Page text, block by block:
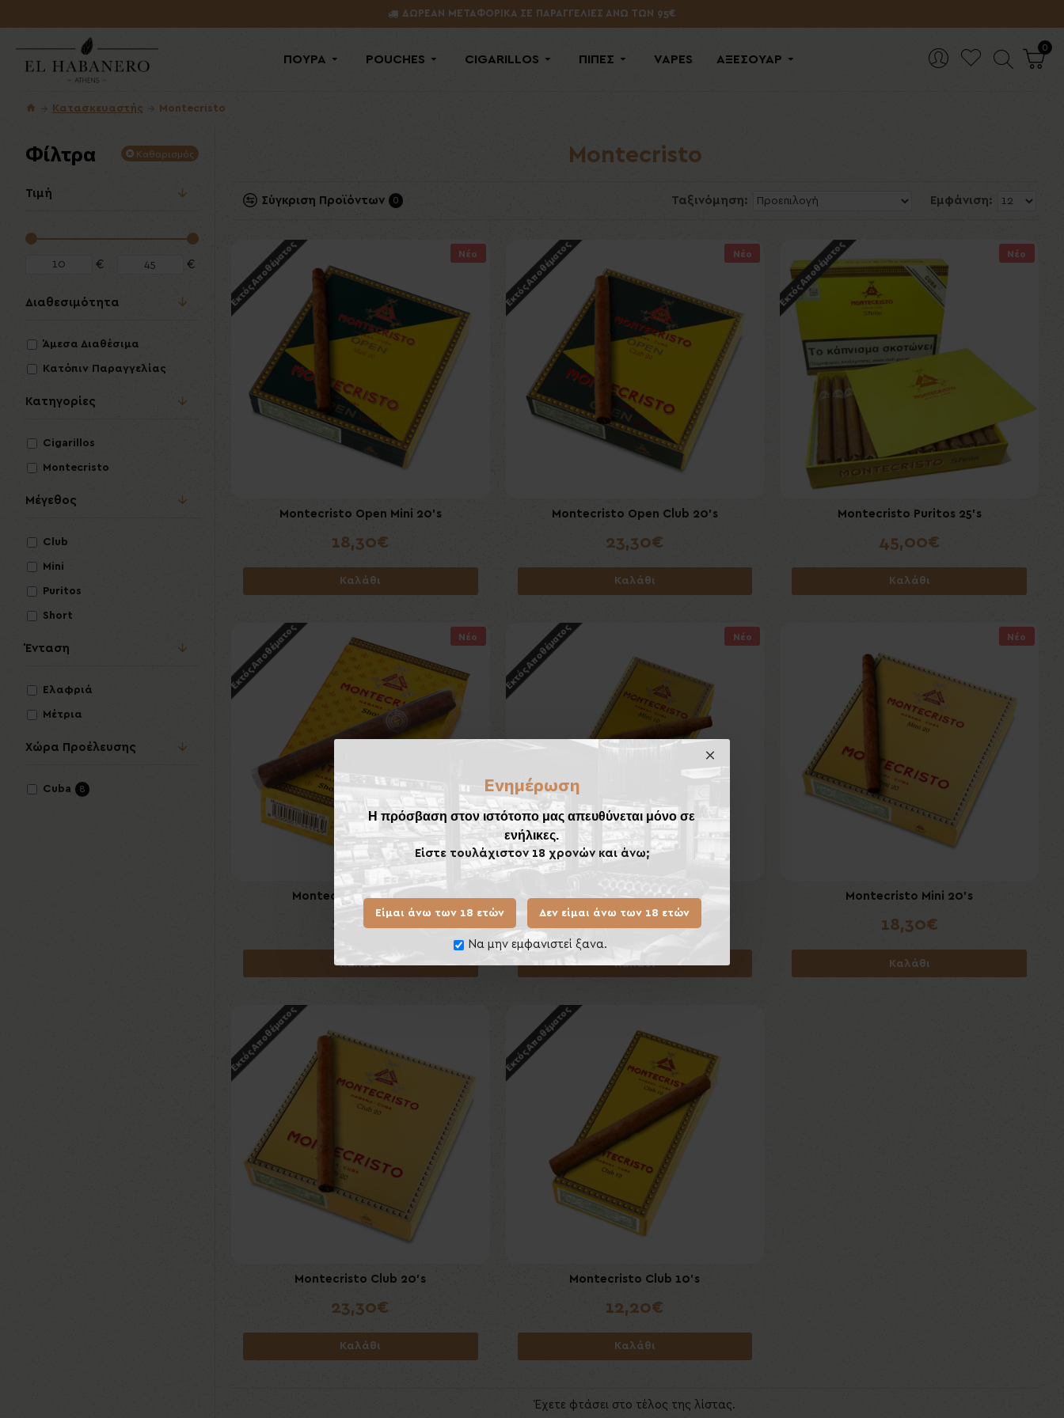
Ενημέρωση
Η πρόσβαση στον ιστότοπο μας απευθύνεται μόνο σε
ενήλικες.
Είστε τουλάχιστον 18 χρονών και άνω;
Είμαι άνω των 18 ετών Δεν είμαι άνω των 18 ετών
Να μην εμφανιστεί ξανα.
ΔΩΡΕΑΝ ΜΕΤΑΦΟΡΙΚΑ ΣΕ ΠΑΡΑΓΓΕΛΙΕΣ ΑΝΩ ΤΩΝ 95€
ΠΟΥΡΑ POUCHES CIGARILLOS ΠΙΠΕΣ VAPES ΑΞΕΣΟΥΑΡ
0
Κατασκευαστής Montecristo
Φίλτρα Καθαρισμός
Τιμή
€ €
Κατηγορίες
Cigarillos
Montecristo
Μέγεθος
Club
Mini
Puritos
Short
Χώρα Προέλευσης
Cuba 8
Ένταση
Ελαφριά
Μέτρια
Διαθεσιμότητα
Άμεσα Διαθέσιμα
Κατόπιν Παραγγελίας
Montecristo
Σύγκριση Προϊόντων 0 Ταξινόμηση: Εμφάνιση:
Νέο
Εκτός Αποθέματος
Montecristo Open Mini 20's
18,30€
Καλάθι
Νέο
Εκτός Αποθέματος
Montecristo Open Club 20's
23,30€
Καλάθι
Νέο
Εκτός Αποθέματος
Montecristo Puritos 25's
45,00€
Καλάθι
Νέο
Εκτός Αποθέματος
Montecristo Short 10's
16,60€
Καλάθι
Νέο
Εκτός Αποθέματος
Montecristo Mini 10's
10,00€
Καλάθι
Νέο
Montecristo Mini 20's
18,30€
Καλάθι
Εκτός Αποθέματος
Montecristo Club 20's
23,30€
Καλάθι
Εκτός Αποθέματος
Montecristo Club 10's
12,20€
Καλάθι
Έχετε φτάσει στο τέλος της λίστας.